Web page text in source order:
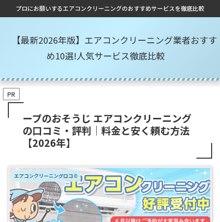
プロにお願いするエアコンクリーニングのおすすめサービスを徹底比較
【最新2026年版】エアコンクリーニング業者おすす
め10選!人気サービス徹底比較
PR
ープのおそうじ エアコンクリーニング
の口コミ・評判｜料金と安く頼む方法
【2026年】
エアコンクリーニング口コミ